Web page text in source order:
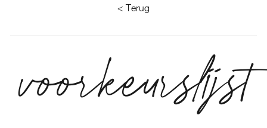
< Terug
voorkeurslijst